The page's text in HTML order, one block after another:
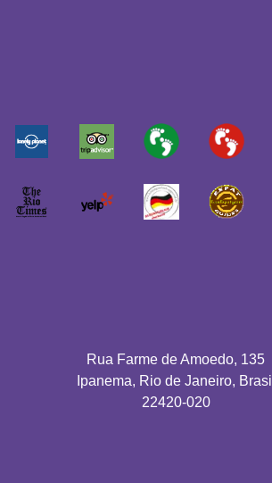
Rua Farme de Amoedo, 135
Ipanema, Rio de Janeiro, Brasil
22420-020